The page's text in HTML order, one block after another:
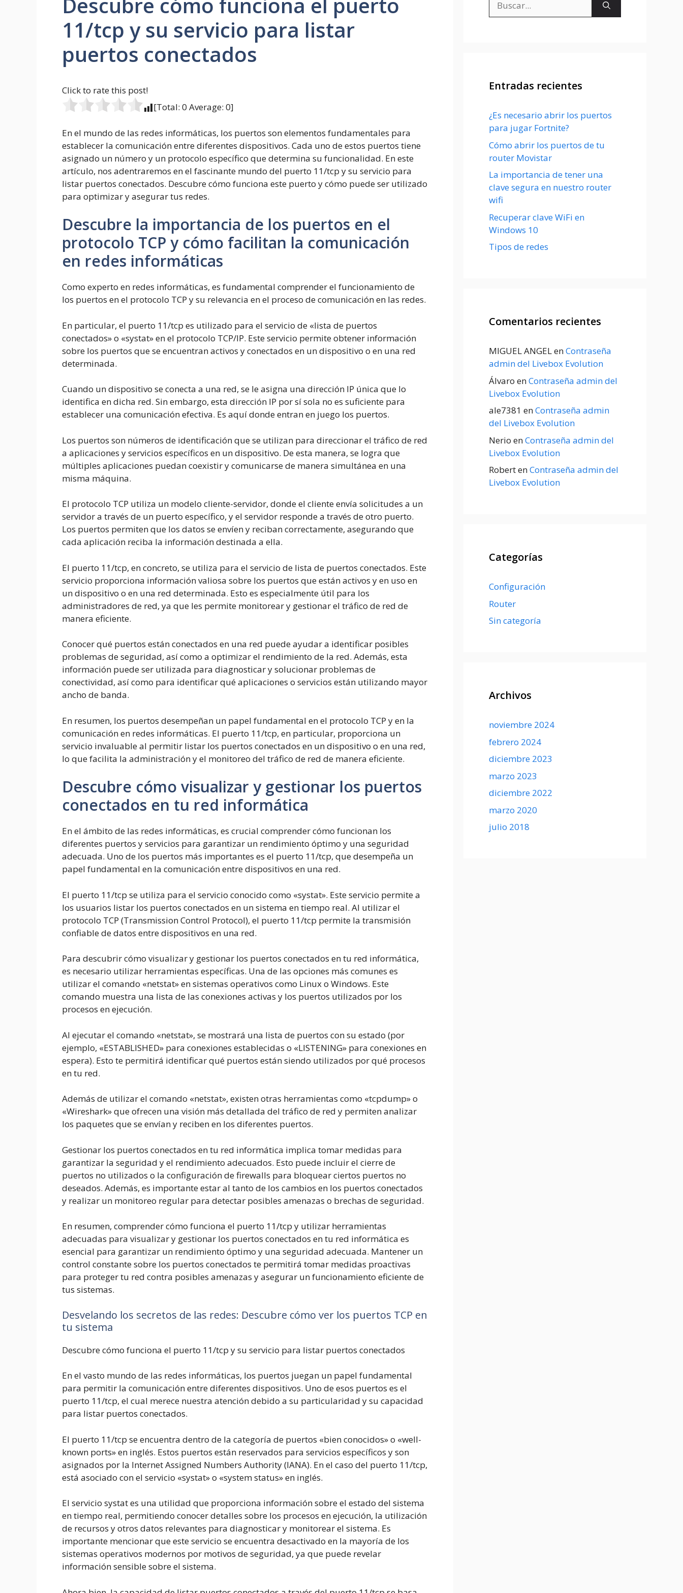
11/tcp y su servicio para listar
puertos conectados
Click to rate this post!
[Total: 0 Average: 0]
En el mundo de las redes informáticas, los puertos son elementos fundamentales para
establecer la comunicación entre diferentes dispositivos. Cada uno de estos puertos tiene
asignado un número y un protocolo específico que determina su funcionalidad. En este
artículo, nos adentraremos en el fascinante mundo del puerto 11/tcp y su servicio para
listar puertos conectados. Descubre cómo funciona este puerto y cómo puede ser utilizado
para optimizar y asegurar tus redes.
Descubre la importancia de los puertos en el
protocolo TCP y cómo facilitan la comunicación
en redes informáticas
Como experto en redes informáticas, es fundamental comprender el funcionamiento de
los puertos en el protocolo TCP y su relevancia en el proceso de comunicación en las redes.
En particular, el puerto 11/tcp es utilizado para el servicio de «lista de puertos
conectados» o «systat» en el protocolo TCP/IP. Este servicio permite obtener información
sobre los puertos que se encuentran activos y conectados en un dispositivo o en una red
determinada.
Cuando un dispositivo se conecta a una red, se le asigna una dirección IP única que lo
identifica en dicha red. Sin embargo, esta dirección IP por sí sola no es suficiente para
establecer una comunicación efectiva. Es aquí donde entran en juego los puertos.
Los puertos son números de identificación que se utilizan para direccionar el tráfico de red
a aplicaciones y servicios específicos en un dispositivo. De esta manera, se logra que
múltiples aplicaciones puedan coexistir y comunicarse de manera simultánea en una
misma máquina.
El protocolo TCP utiliza un modelo cliente-servidor, donde el cliente envía solicitudes a un
servidor a través de un puerto específico, y el servidor responde a través de otro puerto.
Los puertos permiten que los datos se envíen y reciban correctamente, asegurando que
cada aplicación reciba la información destinada a ella.
El puerto 11/tcp, en concreto, se utiliza para el servicio de lista de puertos conectados. Este
servicio proporciona información valiosa sobre los puertos que están activos y en uso en
un dispositivo o en una red determinada. Esto es especialmente útil para los
administradores de red, ya que les permite monitorear y gestionar el tráfico de red de
manera eficiente.
Conocer qué puertos están conectados en una red puede ayudar a identificar posibles
problemas de seguridad, así como a optimizar el rendimiento de la red. Además, esta
información puede ser utilizada para diagnosticar y solucionar problemas de
conectividad, así como para identificar qué aplicaciones o servicios están utilizando mayor
ancho de banda.
En resumen, los puertos desempeñan un papel fundamental en el protocolo TCP y en la
comunicación en redes informáticas. El puerto 11/tcp, en particular, proporciona un
servicio invaluable al permitir listar los puertos conectados en un dispositivo o en una red,
lo que facilita la administración y el monitoreo del tráfico de red de manera eficiente.
Descubre cómo visualizar y gestionar los puertos
conectados en tu red informática
En el ámbito de las redes informáticas, es crucial comprender cómo funcionan los
diferentes puertos y servicios para garantizar un rendimiento óptimo y una seguridad
adecuada. Uno de los puertos más importantes es el puerto 11/tcp, que desempeña un
papel fundamental en la comunicación entre dispositivos en una red.
El puerto 11/tcp se utiliza para el servicio conocido como «systat». Este servicio permite a
los usuarios listar los puertos conectados en un sistema en tiempo real. Al utilizar el
protocolo TCP (Transmission Control Protocol), el puerto 11/tcp permite la transmisión
confiable de datos entre dispositivos en una red.
Para descubrir cómo visualizar y gestionar los puertos conectados en tu red informática,
es necesario utilizar herramientas específicas. Una de las opciones más comunes es
utilizar el comando «netstat» en sistemas operativos como Linux o Windows. Este
comando muestra una lista de las conexiones activas y los puertos utilizados por los
procesos en ejecución.
Al ejecutar el comando «netstat», se mostrará una lista de puertos con su estado (por
ejemplo, «ESTABLISHED» para conexiones establecidas o «LISTENING» para conexiones en
espera). Esto te permitirá identificar qué puertos están siendo utilizados por qué procesos
en tu red.
Además de utilizar el comando «netstat», existen otras herramientas como «tcpdump» o
«Wireshark» que ofrecen una visión más detallada del tráfico de red y permiten analizar
los paquetes que se envían y reciben en los diferentes puertos.
Gestionar los puertos conectados en tu red informática implica tomar medidas para
garantizar la seguridad y el rendimiento adecuados. Esto puede incluir el cierre de
puertos no utilizados o la configuración de firewalls para bloquear ciertos puertos no
deseados. Además, es importante estar al tanto de los cambios en los puertos conectados
y realizar un monitoreo regular para detectar posibles amenazas o brechas de seguridad.
En resumen, comprender cómo funciona el puerto 11/tcp y utilizar herramientas
adecuadas para visualizar y gestionar los puertos conectados en tu red informática es
esencial para garantizar un rendimiento óptimo y una seguridad adecuada. Mantener un
control constante sobre los puertos conectados te permitirá tomar medidas proactivas
para proteger tu red contra posibles amenazas y asegurar un funcionamiento eficiente de
tus sistemas.
Desvelando los secretos de las redes: Descubre cómo ver los puertos TCP en
tu sistema
Descubre cómo funciona el puerto 11/tcp y su servicio para listar puertos conectados
En el vasto mundo de las redes informáticas, los puertos juegan un papel fundamental
para permitir la comunicación entre diferentes dispositivos. Uno de esos puertos es el
puerto 11/tcp, el cual merece nuestra atención debido a su particularidad y su capacidad
para listar puertos conectados.
El puerto 11/tcp se encuentra dentro de la categoría de puertos «bien conocidos» o «well-
known ports» en inglés. Estos puertos están reservados para servicios específicos y son
asignados por la Internet Assigned Numbers Authority (IANA). En el caso del puerto 11/tcp,
está asociado con el servicio «systat» o «system status» en inglés.
El servicio systat es una utilidad que proporciona información sobre el estado del sistema
en tiempo real, permitiendo conocer detalles sobre los procesos en ejecución, la utilización
de recursos y otros datos relevantes para diagnosticar y monitorear el sistema. Es
importante mencionar que este servicio se encuentra desactivado en la mayoría de los
sistemas operativos modernos por motivos de seguridad, ya que puede revelar
información sensible sobre el sistema.
Entradas recientes
¿Es necesario abrir los puertos
para jugar Fortnite?
Cómo abrir los puertos de tu
router Movistar
La importancia de tener una
clave segura en nuestro router
wifi
Recuperar clave WiFi en
Windows 10
Tipos de redes
Comentarios recientes
MIGUEL ANGELenContraseña
admin del Livebox Evolution
Álvaro enContraseña admin del
Livebox Evolution
ale7381 enContraseña admin
del Livebox Evolution
Nerio enContraseña admin del
Livebox Evolution
RobertenContraseña admin del
Livebox Evolution
Categorías
Configuración
Router
Sin categoría
Archivos
noviembre 2024
febrero 2024
diciembre 2023
marzo 2023
diciembre 2022
marzo 2020
julio 2018